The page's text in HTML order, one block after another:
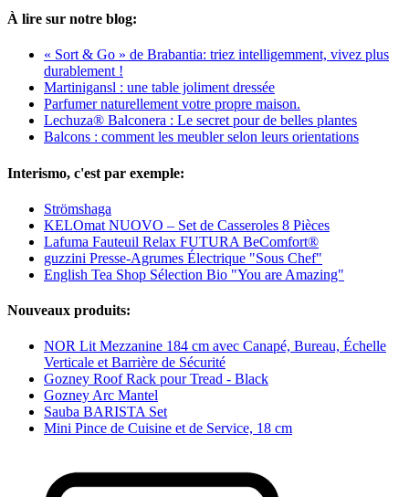
À lire sur notre blog:
« Sort & Go » de Brabantia: triez intelligemment, vivez plus
durablement !
Martinigansl : une table joliment dressée
Parfumer naturellement votre propre maison.
Lechuza® Balconera : Le secret pour de belles plantes
Balcons : comment les meubler selon leurs orientations
Interismo, c'est par exemple:
Strömshaga
KELOmat NUOVO – Set de Casseroles 8 Pièces
Lafuma Fauteuil Relax FUTURA BeComfort®
guzzini Presse-Agrumes Électrique "Sous Chef"
English Tea Shop Sélection Bio "You are Amazing"
Nouveaux produits:
NOR Lit Mezzanine 184 cm avec Canapé, Bureau, Échelle
Verticale et Barrière de Sécurité
Gozney Roof Rack pour Tread - Black
Gozney Arc Mantel
Sauba BARISTA Set
Mini Pince de Cuisine et de Service, 18 cm